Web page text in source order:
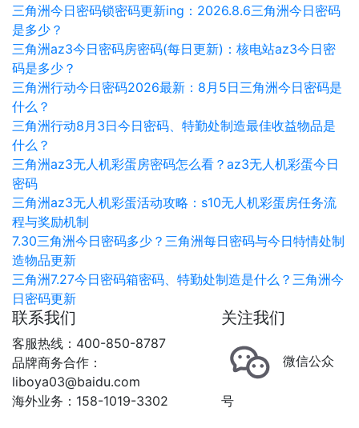
三角洲今日密码锁密码更新ing：2026.8.6三角洲今日密码
是多少？
三角洲az3今日密码房密码(每日更新)：核电站az3今日密
码是多少？
三角洲行动今日密码2026最新：8月5日三角洲今日密码是
什么？
三角洲行动8月3日今日密码、特勤处制造最佳收益物品是
什么？
三角洲az3无人机彩蛋房密码怎么看？az3无人机彩蛋今日
密码
三角洲az3无人机彩蛋活动攻略：s10无人机彩蛋房任务流
程与奖励机制
7.30三角洲今日密码多少？三角洲每日密码与今日特情处制
造物品更新
三角洲7.27今日密码箱密码、特勤处制造是什么？三角洲今
日密码更新
联系我们
客服热线：400-850-8787
品牌商务合作：
liboya03@baidu.com
海外业务：158-1019-3302
关注我们
微信公众
号